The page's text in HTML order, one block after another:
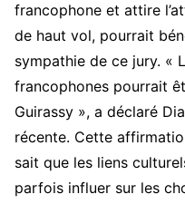
francophone et attire
de haut vol, pourrait
sympathie de ce jury. «
francophones pourrait
Guirassy », a déclaré
récente. Cette
sait que les liens
parfois influer sur les